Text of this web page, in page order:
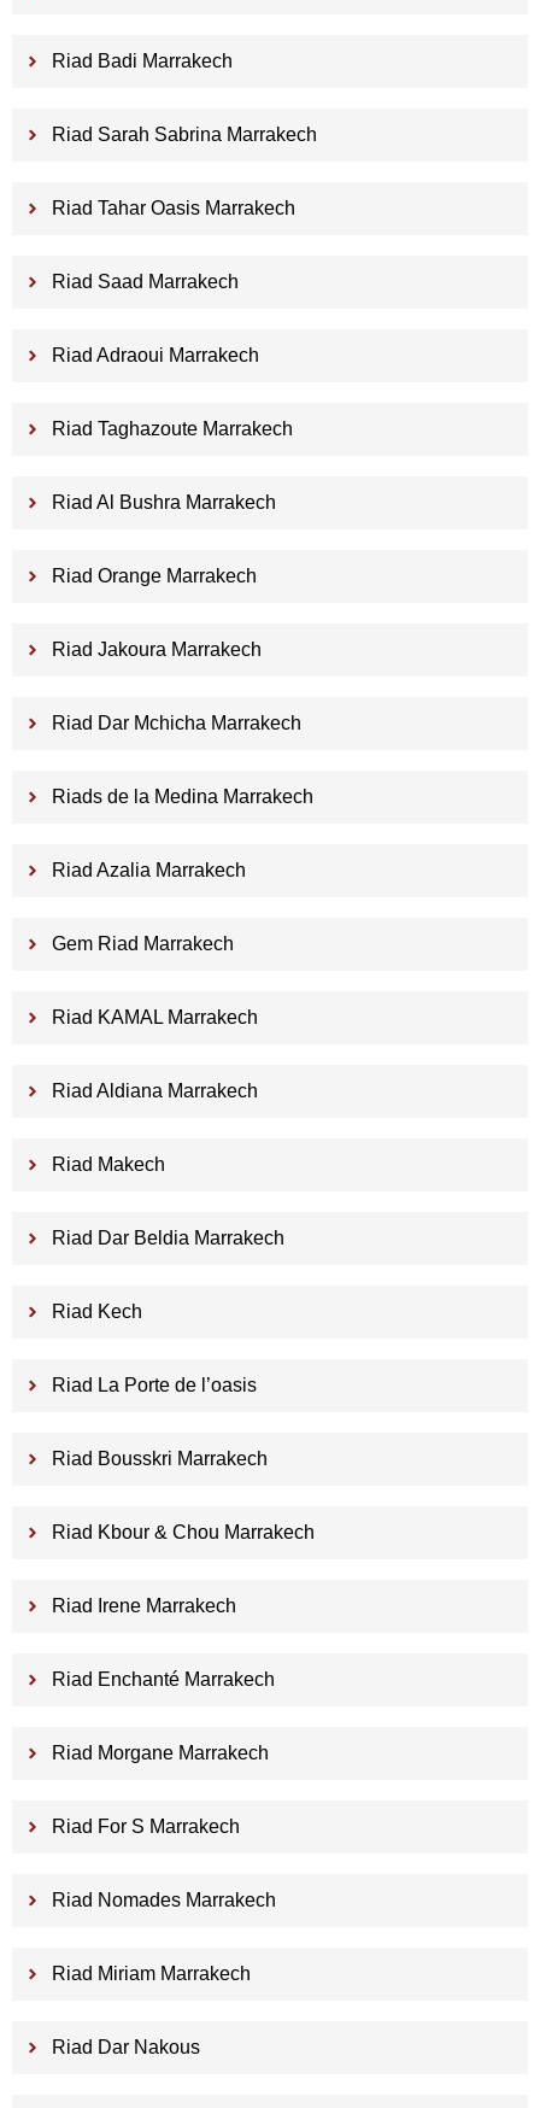
Riad Badi Marrakech
Riad Sarah Sabrina Marrakech
Riad Tahar Oasis Marrakech
Riad Saad Marrakech
Riad Adraoui Marrakech
Riad Taghazoute Marrakech
Riad Al Bushra Marrakech
Riad Orange Marrakech
Riad Jakoura Marrakech
Riad Dar Mchicha Marrakech
Riads de la Medina Marrakech
Riad Azalia Marrakech
Gem Riad Marrakech
Riad KAMAL Marrakech
Riad Aldiana Marrakech
Riad Makech
Riad Dar Beldia Marrakech
Riad Kech
Riad La Porte de l’oasis
Riad Bousskri Marrakech
Riad Kbour & Chou Marrakech
Riad Irene Marrakech
Riad Enchanté Marrakech
Riad Morgane Marrakech
Riad For S Marrakech
Riad Nomades Marrakech
Riad Miriam Marrakech
Riad Dar Nakous